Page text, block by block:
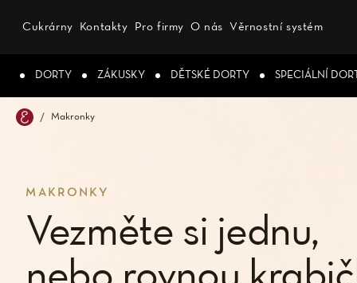
Cukrárny Kontakty Pro firmy O nás Věrnostní systém
DORTY ZÁKUSKY DĚTSKÉ DORTY SPECIÁLNÍ
Makronky
MAKRONKY
Vezměte si jednu,